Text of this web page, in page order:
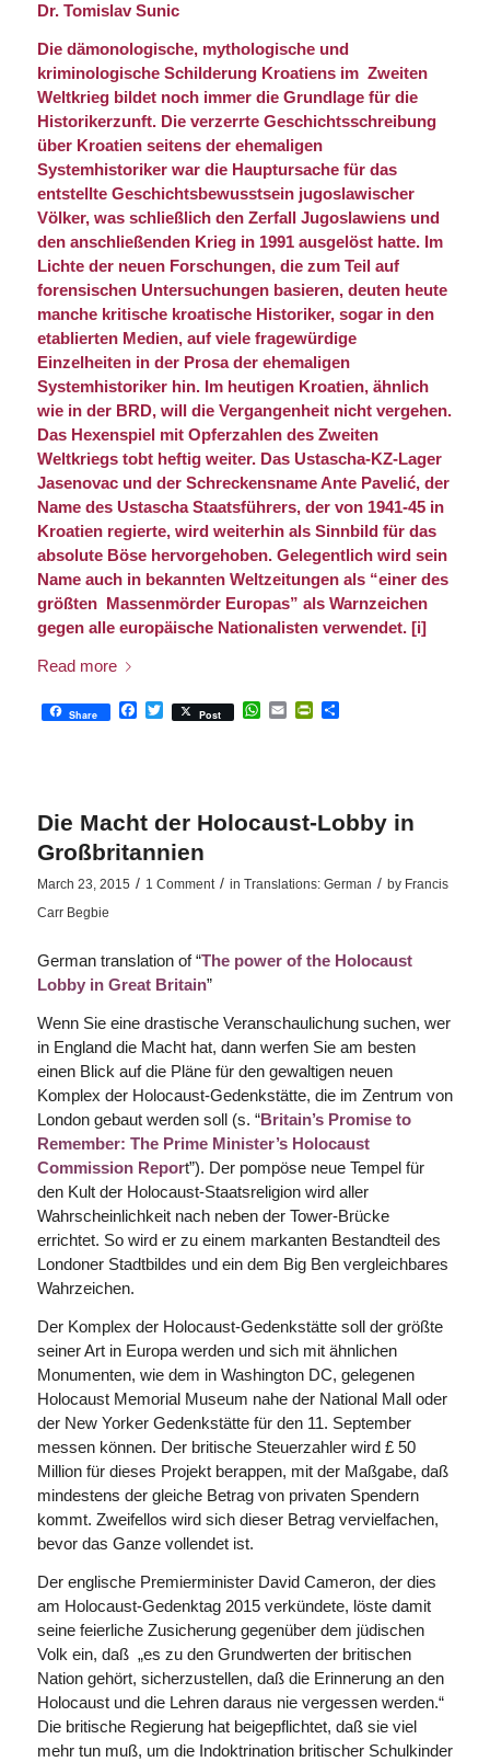
Dr. Tomislav Sunic
Die dämonologische, mythologische und
kriminologische Schilderung Kroatiens im Zweiten
Weltkrieg bildet noch immer die Grundlage für die
Historikerzunft. Die verzerrte Geschichtsschreibung
über Kroatien seitens der ehemaligen
Systemhistoriker war die Hauptursache für das
entstellte Geschichtsbewusstsein jugoslawischer
Völker, was schließlich den Zerfall Jugoslawiens und
den anschließenden Krieg in 1991 ausgelöst hatte. Im
Lichte der neuen Forschungen, die zum Teil auf
forensischen Untersuchungen basieren, deuten heute
manche kritische kroatische Historiker, sogar in den
etablierten Medien, auf viele fragewürdige
Einzelheiten in der Prosa der ehemaligen
Systemhistoriker hin. Im heutigen Kroatien, ähnlich
wie in der BRD, will die Vergangenheit nicht vergehen.
Das Hexenspiel mit Opferzahlen des Zweiten
Weltkriegs tobt heftig weiter. Das Ustascha-KZ-Lager
Jasenovac und der Schreckensname Ante Pavelić, der
Name des Ustascha Staatsführers, der von 1941-45 in
Kroatien regierte, wird weiterhin als Sinnbild für das
absolute Böse hervorgehoben. Gelegentlich wird sein
Name auch in bekannten Weltzeitungen als “einer des
größten Massenmörder Europas” als Warnzeichen
gegen alle europäische Nationalisten verwendet. [i]
Read more
Share Facebook
Twitter
Post WhatsApp
EmailPrintFriendly
Share
Die Macht der Holocaust-Lobby in
Großbritannien
March 23, 2015 / 1 Comment / in Translations: German / by Francis
Carr Begbie
German translation of “The power of the Holocaust
Lobby in Great Britain”
Wenn Sie eine drastische Veranschaulichung suchen, wer
in England die Macht hat, dann werfen Sie am besten
einen Blick auf die Pläne für den gewaltigen neuen
Komplex der Holocaust-Gedenkstätte, die im Zentrum von
London gebaut werden soll (s. “Britain’s Promise to
Remember: The Prime Minister’s Holocaust
Commission Report”). Der pompöse neue Tempel für
den Kult der Holocaust-Staatsreligion wird aller
Wahrscheinlichkeit nach neben der Tower-Brücke
errichtet. So wird er zu einem markanten Bestandteil des
Londoner Stadtbildes und ein dem Big Ben vergleichbares
Wahr­zeichen.
Der Komplex der Holocaust-Gedenkstätte soll der größte
seiner Art in Europa werden und sich mit ähn­lichen
Monumenten, wie dem in Washington DC, gelegenen
Holocaust Memorial Museum nahe der National Mall oder
der New Yorker Gedenkstätte für den 11. September
messen können. Der britische Steuerzahler wird £ 50
Million für dieses Projekt berappen, mit der Maßgabe, daß
mindestens der gleiche Betrag von privaten Spendern
kommt. Zweifellos wird sich dieser Betrag vervielfachen,
bevor das Ganze vollendet ist.
Der englische Premierminister David Cameron, der dies
am Holocaust-Gedenktag 2015 verkündete, löste damit
seine feierliche Zusicherung gegenüber dem jüdischen
Volk ein, daß „es zu den Grund­werten der britischen
Nation gehört, sicherzustellen, daß die Erinnerung an den
Holocaust und die Lehren daraus nie vergessen werden.“
Die britische Regierung hat beigepflichtet, daß sie viel
mehr tun muß, um die Indoktrination britischer Schulkinder